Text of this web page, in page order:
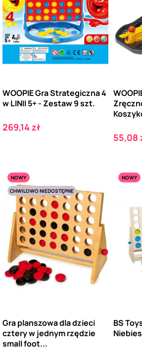
WOOPIE Gra Strategiczna 4
w LINII 5+ - Zestaw 9 szt.
Cena
269,14 zł
Cena
55,08
NOWY
CHWILOWO NIEDOSTĘPNE
Gra planszowa dla dzieci
cztery w jednym rzędzie
small foot...
NOWY
BS